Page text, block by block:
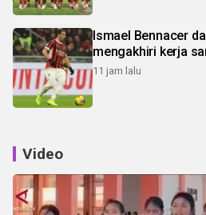
Ismael Bennacer
mengakhiri kerja
11 jam lalu
Video